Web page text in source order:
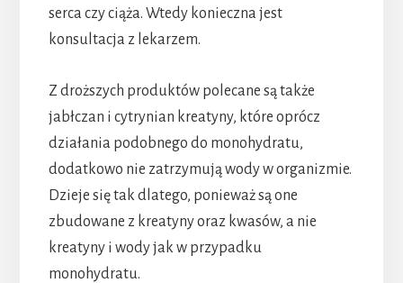
serca czy ciąża. Wtedy konieczna jest
konsultacja z lekarzem.
Z droższych produktów polecane są także
jabłczan i cytrynian kreatyny, które oprócz
działania podobnego do monohydratu,
dodatkowo nie zatrzymują wody w organizmie.
Dzieje się tak dlatego, ponieważ są one
zbudowane z kreatyny oraz kwasów, a nie
kreatyny i wody jak w przypadku
monohydratu.